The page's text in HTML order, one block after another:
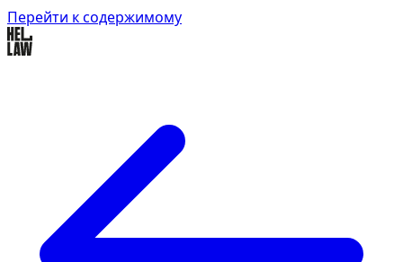
Перейти к содержимому